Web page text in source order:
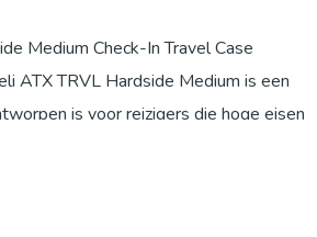
Medium Check-In Travel Case
ATX TRVL Hardside Medium is een
is voor reizigers die hoge eisen
en een stevige schaal is dit model